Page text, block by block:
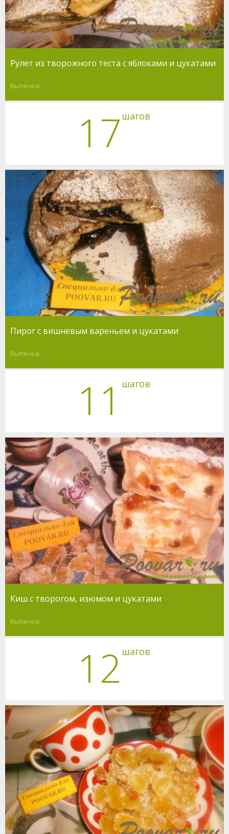
Рулет из творожного теста с яблоками и цукатами
Выпечка
17 шагов
Пирог с вишнёвым вареньем и цукатами
Выпечка
11 шагов
Киш с творогом, изюмом и цукатами
Выпечка
12 шагов